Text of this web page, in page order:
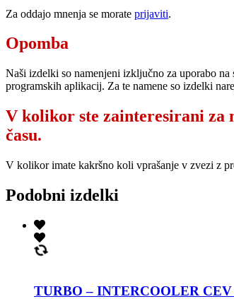
Za oddajo mnenja se morate prijaviti.
Opomba
Naši izdelki so namenjeni izključno za uporabo
programskih aplikacij. Za te namene so izdelki
V kolikor ste zainteresirani za
času.
V kolikor imate kakršno koli vprašanje v zvezi z
Podobni izdelki
TURBO – INTERCOOLER CEV